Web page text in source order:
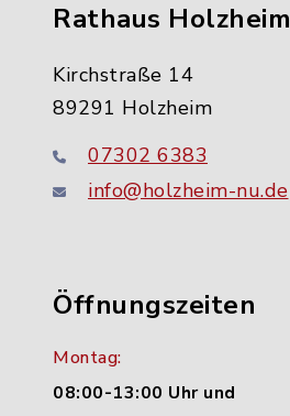
Rathaus Holzheim
Kirchstraße 14
89291 Holzheim
07302 6383
info@holzheim-nu.de
Öffnungszeiten
Montag:
08:00-13:00 Uhr und